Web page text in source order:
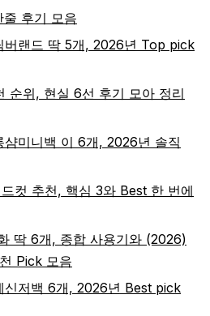
후기 모음
버랜드 딱 5개, 2026년 Top pick
순위, 현실 6선 후기 모아 정리
샴미니백 이 6개, 2026년 솔직
컷 추천, 핵심 3와 Best 한 번에
딱 6개, 종합 사용기와 (2026)
Pick 모음
신저백 6개, 2026년 Best pick